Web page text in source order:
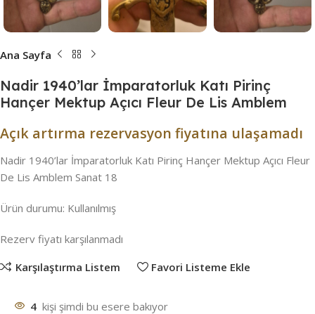
Ana Sayfa
Nadir 1940’lar İmparatorluk Katı Pirinç
Hançer Mektup Açıcı Fleur De Lis Amblem
Açık artırma rezervasyon fiyatına ulaşamadı
Nadir 1940’lar İmparatorluk Katı Pirinç Hançer Mektup Açıcı Fleur
De Lis Amblem Sanat 18
Ürün durumu: Kullanılmış
Rezerv fiyatı karşılanmadı
Karşılaştırma Listem
Favori Listeme Ekle
4 kişi şimdi bu esere bakıyor